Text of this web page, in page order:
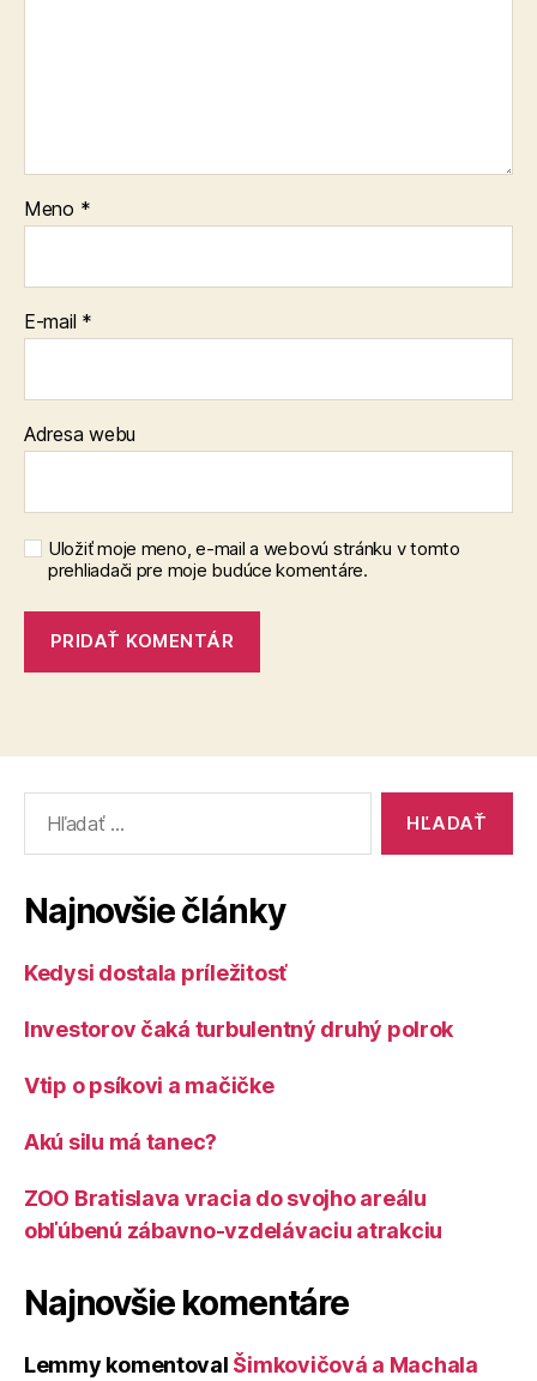
Meno *
E-mail *
Adresa webu
Uložiť moje meno, e-mail a webovú stránku v tomto
prehliadači pre moje budúce komentáre.
Najnovšie články
Kedysi dostala príležitosť
Investorov čaká turbulentný druhý polrok
Vtip o psíkovi a mačičke
Akú silu má tanec?
ZOO Bratislava vracia do svojho areálu
obľúbenú zábavno-vzdelávaciu atrakciu
Najnovšie komentáre
Lemmy komentoval Šimkovičová a Machala